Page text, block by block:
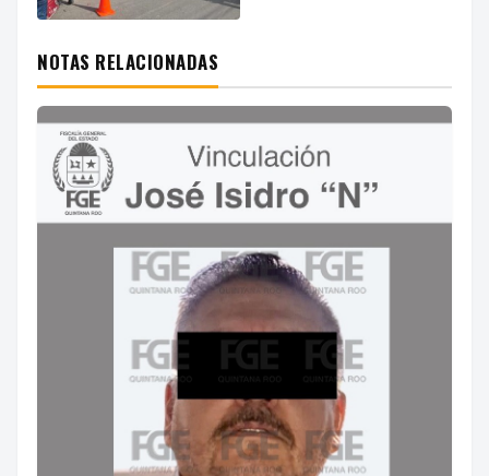
NOTAS RELACIONADAS